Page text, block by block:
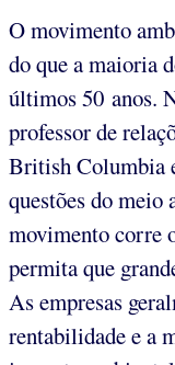
O movimento
do que a maioria
últimos 50 anos.
professor de
British Columbia
questões do meio
movimento corre
permita que
As empresas
rentabilidade e a